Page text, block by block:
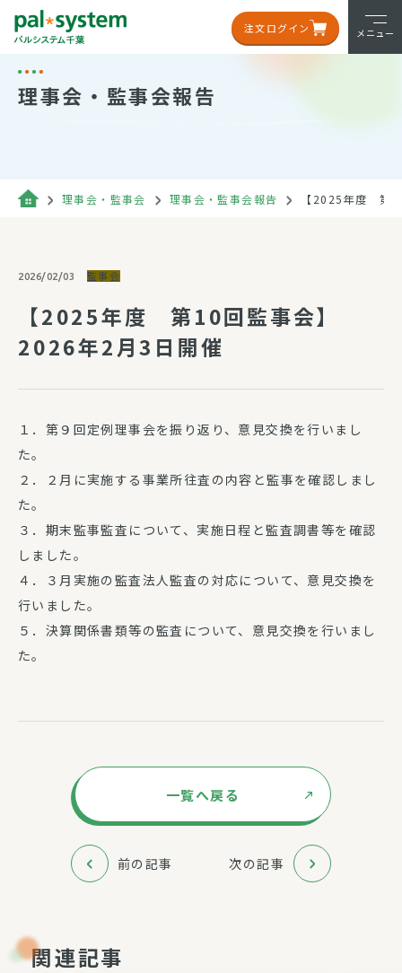
注文ログイン メニュー
理事会・監事会報告
理事会・監事会 理事会・監事会報告 【2025年度 第
2026/02/03 監事会
【2025年度 第10回監事会】
2026年2月3日開催
１．第９回定例理事会を振り返り、意見交換を行いまし
た。
２．２月に実施する事業所往査の内容と監事を確認しまし
た。
３．期末監事監査について、実施日程と監査調書等を確認
しました。
４．３月実施の監査法人監査の対応について、意見交換を
行いました。
５．決算関係書類等の監査について、意見交換を行いまし
た。
一覧へ戻る
前の記事 次の記事
関連記事